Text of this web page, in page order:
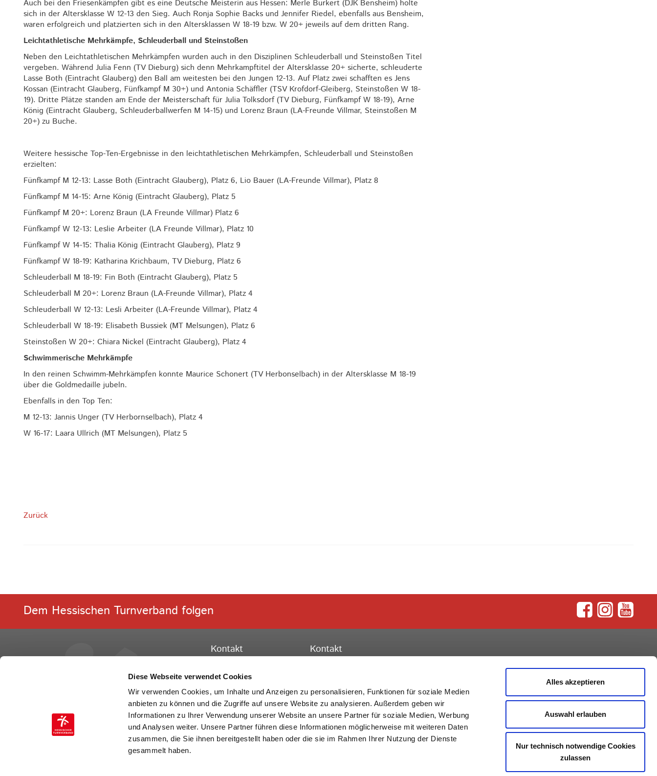
Diese Webseite verwendet Cookies
Wir verwenden Cookies, um Inhalte und Anzeigen zu personalisieren, Funktionen für soziale Medien
anbieten zu können und die Zugriffe auf unsere Website zu analysieren. Außerdem geben wir
Informationen zu Ihrer Verwendung unserer Website an unsere Partner für soziale Medien, Werbung
und Analysen weiter. Unsere Partner führen diese Informationen möglicherweise mit weiteren Daten
zusammen, die Sie ihnen bereitgestellt haben oder die sie im Rahmen Ihrer Nutzung der Dienste
gesammelt haben.
Alles akzeptieren
Auswahl erlauben
Nur technisch notwendige Cookies
zulassen
Auch bei den Friesenkämpfen gibt es eine Deutsche Meisterin aus Hessen: Merle Burkert (DJK Bensheim) holte
sich in der Altersklasse W 12-13 den Sieg. Auch Ronja Sophie Backs und Jennifer Riedel, ebenfalls aus Bensheim,
waren erfolgreich und platzierten sich in den Altersklassen W 18-19 bzw. W 20+ jeweils auf dem dritten Rang.
Leichtathletische Mehrkämpfe, Schleuderball und Steinstoßen
Neben den Leichtathletischen Mehrkämpfen wurden auch in den Disziplinen Schleuderball und Steinstoßen Titel
vergeben. Während Julia Fenn (TV Dieburg) sich denn Mehrkampftitel der Altersklasse 20+ sicherte, schleuderte
Lasse Both (Eintracht Glauberg) den Ball am weitesten bei den Jungen 12-13. Auf Platz zwei schafften es Jens
Kossan (Eintracht Glauberg, Fünfkampf M 30+) und Antonia Schäffler (TSV Krofdorf-Gleiberg, Steinstoßen W 18-
19). Dritte Plätze standen am Ende der Meisterschaft für Julia Tolksdorf (TV Dieburg, Fünfkampf W 18-19), Arne
König (Eintracht Glauberg, Schleuderballwerfen M 14-15) und Lorenz Braun (LA-Freunde Villmar, Steinstoßen M
20+) zu Buche.
Weitere hessische Top-Ten-Ergebnisse in den leichtathletischen Mehrkämpfen, Schleuderball und Steinstoßen
erzielten:
Fünfkampf M 12-13: Lasse Both (Eintracht Glauberg), Platz 6, Lio Bauer (LA-Freunde Villmar), Platz 8
Fünfkampf M 14-15: Arne König (Eintracht Glauberg), Platz 5
Fünfkampf M 20+: Lorenz Braun (LA Freunde Villmar) Platz 6
Fünfkampf W 12-13: Leslie Arbeiter (LA Freunde Villmar), Platz 10
Fünfkampf W 14-15: Thalia König (Eintracht Glauberg), Platz 9
Fünfkampf W 18-19: Katharina Krichbaum, TV Dieburg, Platz 6
Schleuderball M 18-19: Fin Both (Eintracht Glauberg), Platz 5
Schleuderball M 20+: Lorenz Braun (LA-Freunde Villmar), Platz 4
Schleuderball W 12-13: Lesli Arbeiter (LA-Freunde Villmar), Platz 4
Schleuderball W 18-19: Elisabeth Bussiek (MT Melsungen), Platz 6
Steinstoßen W 20+: Chiara Nickel (Eintracht Glauberg), Platz 4
Schwimmerische Mehrkämpfe
In den reinen Schwimm-Mehrkämpfen konnte Maurice Schonert (TV Herbonselbach) in der Altersklasse M 18-19
über die Goldmedaille jubeln.
Ebenfalls in den Top Ten:
M 12-13: Jannis Unger (TV Herbornselbach), Platz 4
W 16-17: Laara Ullrich (MT Melsungen), Platz 5
Zurück
Dem Hessischen Turnverband folgen
Kontakt
Geschäftsstelle Frankfurt
60528 Frankfurt am Main
Telefon:069 6773772-0
Fax: 069 6773772-99
E-Mail:info@htv-online.de
Kontakt
36304 Alsfeld
Telefon:069 6773772-0
Fax: 06631 705-20
E-Mail: info@htv-online.de